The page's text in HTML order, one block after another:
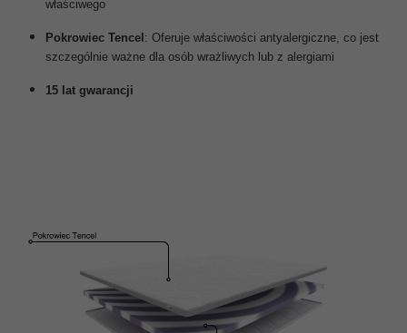
właściwego
Pokrowiec Tencel : Oferuje właściwości antyalergiczne, co jest
szczególnie ważne dla osób wrażliwych lub z alergiami
15 lat gwarancji